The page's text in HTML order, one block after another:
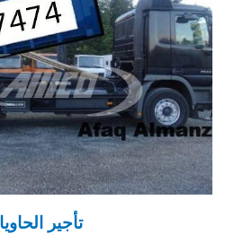
تأجير الحاويات